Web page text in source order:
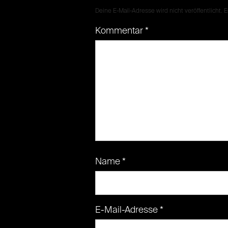
Deine E-Mail-Adresse wird nicht veröffentlicht.
Kommentar *
Name *
E-Mail-Adresse *